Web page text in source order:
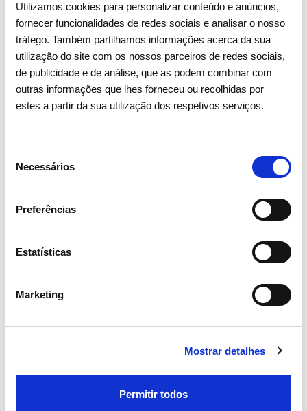
Utilizamos cookies para personalizar conteúdo e anúncios,
fornecer funcionalidades de redes sociais e analisar o nosso
tráfego. Também partilhamos informações acerca da sua
utilização do site com os nossos parceiros de redes sociais,
de publicidade e de análise, que as podem combinar com
outras informações que lhes forneceu ou recolhidas por
estes a partir da sua utilização dos respetivos serviços.
Necessários
Preferências
Estatísticas
Marketing
Mostrar detalhes
Permitir todos
Revista TIME volta a distinguir
mais sustentáveis do mundo